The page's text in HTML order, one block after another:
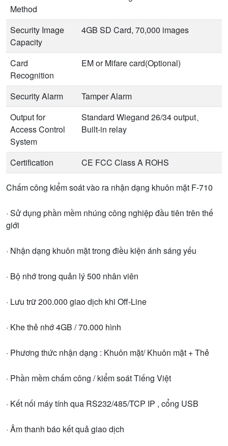
Chấm công kiểm soát vào ra nhận dạng khuôn mặt F-710
· Sử dụng phần mềm nhúng công nghiệp đầu tiên trên thế
giới
· Nhận dạng khuôn mặt trong điều kiện ánh sáng yếu
· Bộ nhớ trong quản lý 500 nhân viên
· Lưu trữ 200.000 giao dịch khi Off-Line
· Khe thẻ nhớ 4GB / 70.000 hình
· Phương thức nhận dạng : Khuôn mặt/ Khuôn mặt + Thẻ
· Phần mềm chấm công / kiểm soát Tiếng Việt
· Kết nối máy tính qua RS232/485/TCP IP , cổng USB
· Âm thanh báo kết quả giao dịch
Method
Security Image
Capacity
4GB SD Card, 70,000 images
Card
Recognition
EM or Mifare card(Optional)
Security Alarm
Tamper Alarm
Output for
Access Control
System
Standard Wiegand 26/34 output、
Built-in relay
Certification CE FCC Class A ROHS